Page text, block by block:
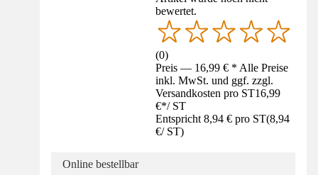
bewertet.
(0)
Preis — 16,99 € * Alle Preise
inkl. MwSt. und ggf. zzgl.
Versandkosten pro ST16,99
€*/ ST
Entspricht 8,94 € pro ST(8,94
€/ ST)
Online bestellbar